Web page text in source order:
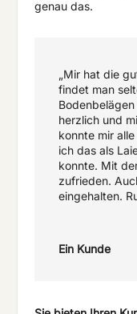
genau das.
„Mir hat die
findet man
herzlich und
konnte mir
ich das als
konnte. Mit
zufrieden.
eingehalten.
Ein Kunde